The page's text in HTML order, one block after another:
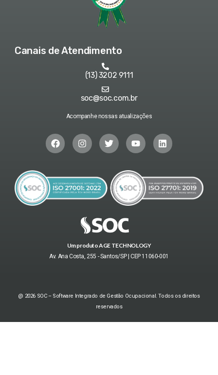
Canais de Atendimento
(13) 3202 9111
soc@soc.com.br
Acompanhe nossas atualizações
Um produto AGE TECHNOLOGY
Av. Ana Costa, 255 - Santos/SP | CEP 11060-001
@ 2026 SOC – Software Integrado de Gestão Ocupacional. Todos os direitos
reservados